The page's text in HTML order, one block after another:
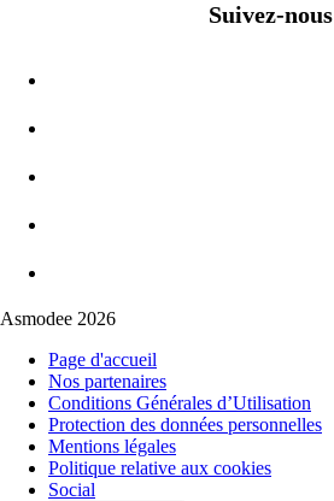
Suivez-nous
Asmodee 2026
Page d'accueil
Nos partenaires
Conditions Générales d’Utilisation
Protection des données personnelles
Mentions légales
Politique relative aux cookies
Social